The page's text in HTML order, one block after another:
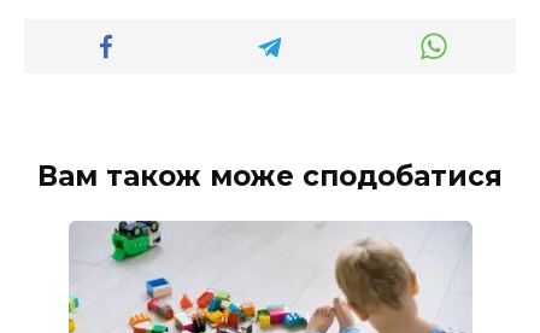
Вам також може сподобатися